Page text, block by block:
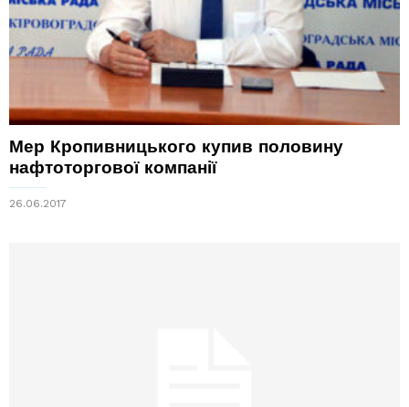
Мер Кропивницького купив половину
нафтоторгової компанії
26.06.2017